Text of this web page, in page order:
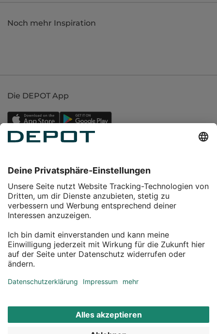
Noch mehr Inspiration
Die DEPOT App
Service
Über DEPOT
Kontakt
Aktionsbedingungen